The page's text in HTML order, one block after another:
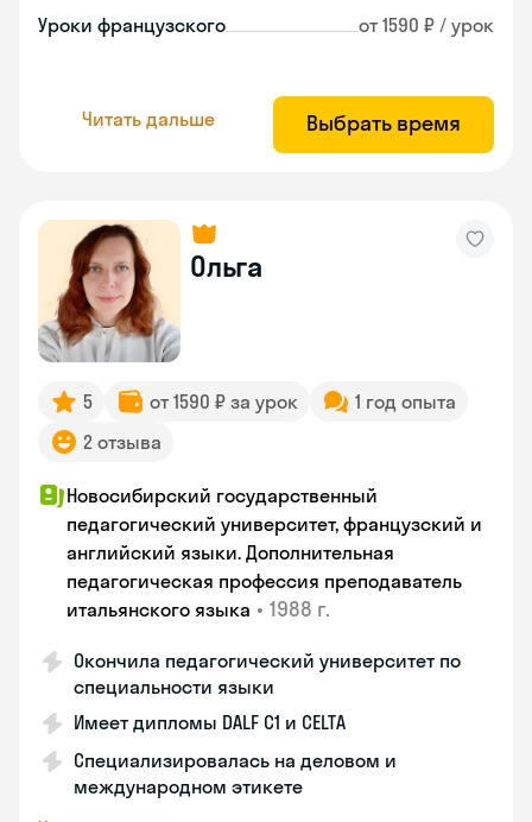
Уроки французского от 1590 ₽ / урок
Читать дальше Выбрать время
Ольга
5 от 1590 ₽ за урок
1 год опыта
2 отзыва
Новосибирский государственный
педагогический университет, французский и
английский языки. Дополнительная
педагогическая профессия преподаватель
итальянского языка • 1988 г.
Окончила педагогический университет по
специальности языки
Имеет дипломы DALF C1 и CELTA
Специализировалась на деловом и
международном этикете